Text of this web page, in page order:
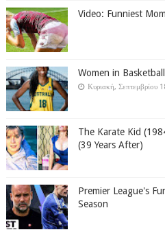
Video: Funniest
Women in
Κυριακή, Σεπτεμβρίου
The Karate Kid
(39 Years After)
Premier League's
Season